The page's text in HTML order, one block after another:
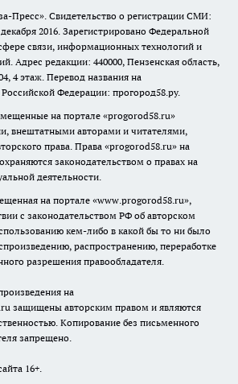
Пресс». Свидетельство о регистрации СМИ:
2016. Зарегистрировано Федеральной
связи, информационных технологий и
Адрес редакции: 440000, Пензенская область,
4 этаж. Перевод названия на
Федерации: прогород58.ру.
на портале «progorod58.ru»
внештатными авторами и читателями,
права. Права «progorod58.ru» на
законодательством о правах на
деятельности.
на портале «www.progorod58.ru»,
с законодательством РФ об авторском
кем-либо в какой бы то ни было
распространению, переработке
разрешения правообладателя.
на
защищены авторским правом и являются
Копирование без письменного
запрещено.
16+.